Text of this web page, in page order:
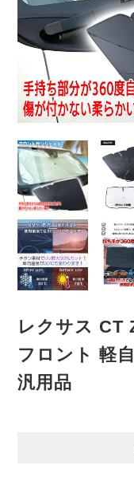
レクサス CT
フロント 軽
汎用品